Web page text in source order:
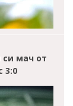
мач от
3:0